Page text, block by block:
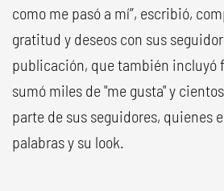
como me pasó a mí”, escribió,
gratitud y deseos con sus
publicación, que también incluyó
sumó miles de "me gusta" y
parte de sus seguidores, quienes
palabras y su look.